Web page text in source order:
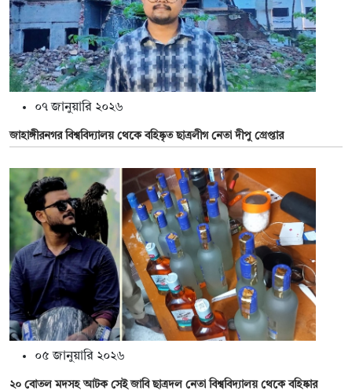
০৭ জানুয়ারি ২০২৬
জাহাঙ্গীরনগর বিশ্ববিদ্যালয় থেকে বহিষ্কৃত ছাত্রলীগ নেতা দীপু গ্রেপ্তার
০৫ জানুয়ারি ২০২৬
২০ বোতল মদসহ আটক সেই জাবি ছাত্রদল নেতা বিশ্ববিদ্যালয় থেকে বহিষ্কার